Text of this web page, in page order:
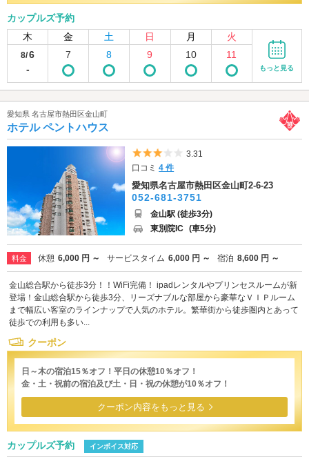
カップルズ予約
木
金 土 日 月 火
8/6
-
7 8 9 10 11
もっと見る
愛知県 名古屋市熱田区金山町
ホテル ペントハウス
5つ星のうち3
3.31
口コミ4 件
愛知県名古屋市熱田区金山町2-6-23
052-681-3751
金山駅 (徒歩3分)
東別院IC (車5分)
料金 休憩 6,000 円 ～ サービスタイム 6,000 円 ～ 宿泊 8,600 円 ～
金山総合駅から徒歩3分！！WiFi完備！ ipadレンタルやプリンセスルームが新
登場！金山総合駅から徒歩3分、リーズナブルな部屋から豪華なＶＩＰルーム
まで幅広い客室のラインナップで人気のホテル。繁華街から徒歩圏内とあって
徒歩での利用も多い...
クーポン
日～木の宿泊15％オフ！平日の休憩10％オフ！
金・土・祝前の宿泊及び土・日・祝の休憩が10％オフ！
クーポン内容をもっと見る
カップルズ予約 インボイス対応